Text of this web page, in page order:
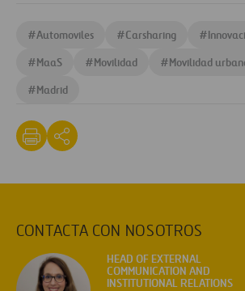
#Automoviles #Carsharing #
#MaaS #Movilidad #Movilidad
#Madrid
CONTACTA CON NOSOTROS
HEAD OF EXTERNAL
COMMUNICATION AND
INSTITUTIONAL RELATIONS